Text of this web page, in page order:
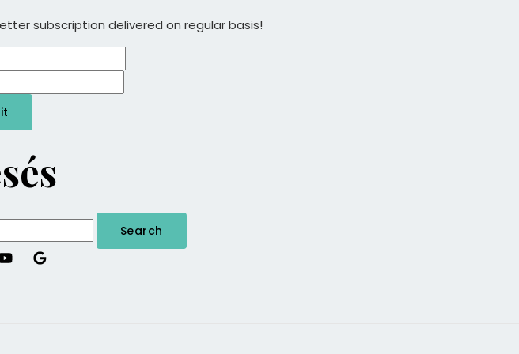
subscription delivered on regular basis!